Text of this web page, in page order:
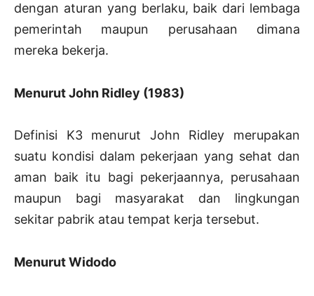
dengan aturan yang berlaku, baik dari lembaga
pemerintah maupun perusahaan dimana
mereka bekerja.
Menurut John Ridley (1983)
Definisi K3 menurut John Ridley merupakan
suatu kondisi dalam pekerjaan yang sehat dan
aman baik itu bagi pekerjaannya, perusahaan
maupun bagi masyarakat dan lingkungan
sekitar pabrik atau tempat kerja tersebut.
Menurut Widodo